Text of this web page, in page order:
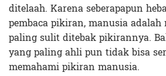
ditelaah. Karena seberapapun
pembaca pikiran, manusia
paling sulit ditebak pikirannya.
yang paling ahli pun tidak bisa
memahami pikiran manusia.